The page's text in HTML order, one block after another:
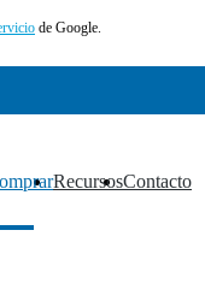
de Google.
Recursos
▼ Contacto
▼